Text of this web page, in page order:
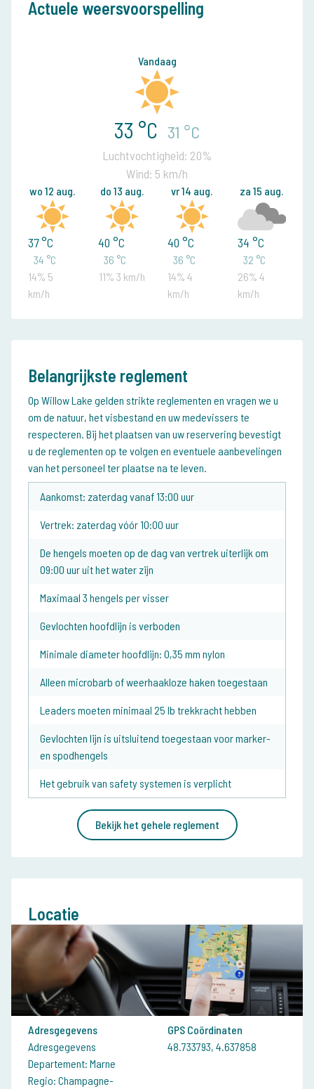
Actuele weersvoorspelling
Vandaag
33 °C 31 °C
Luchtvochtigheid: 20%
Wind: 5 km/h
wo 12 aug.
37 °C
34 °C
14% 5
km/h
do 13 aug.
40 °C
36 °C
11% 3 km/h
vr 14 aug.
40 °C
36 °C
14% 4
km/h
za 15 aug.
34 °C
32 °C
26% 4
km/h
Belangrijkste reglement
Op Willow Lake gelden strikte reglementen en vragen we u
om de natuur, het visbestand en uw medevissers te
respecteren. Bij het plaatsen van uw reservering bevestigt
u de reglementen op te volgen en eventuele aanbevelingen
van het personeel ter plaatse na te leven.
Aankomst: zaterdag vanaf 13:00 uur
Vertrek: zaterdag vóór 10:00 uur
De hengels moeten op de dag van vertrek uiterlijk om
09:00 uur uit het water zijn
Maximaal 3 hengels per visser
Gevlochten hoofdlijn is verboden
Minimale diameter hoofdlijn: 0,35 mm nylon
Alleen microbarb of weerhaakloze haken toegestaan
Leaders moeten minimaal 25 lb trekkracht hebben
Gevlochten lijn is uitsluitend toegestaan voor marker-
en spodhengels
Het gebruik van safety systemen is verplicht
Bekijk het gehele reglement
Locatie
Adresgegevens
Adresgegevens
Departement: Marne
Regio: Champagne-
GPS Coördinaten
48.733793, 4.637858